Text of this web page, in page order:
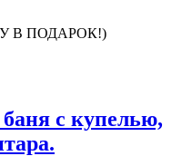
В ПОДАРОК!)
с купелью,